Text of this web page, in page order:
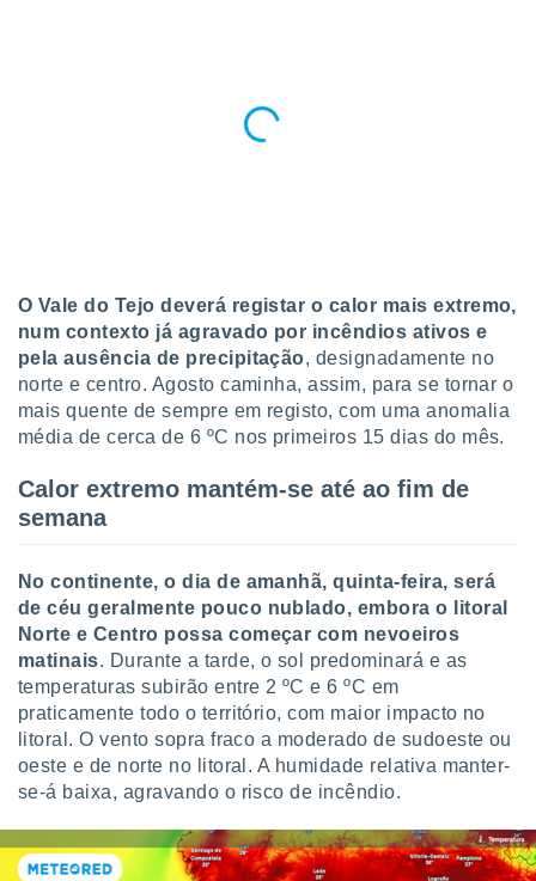
a
a
cookies,
site
caso,
não
cookies
o
Pode
de
ao
O Vale do Tejo deverá registar o calor mais extremo,
num contexto já agravado por incêndios ativos e
pela ausência de precipitação, designadamente no
norte e centro. Agosto caminha, assim, para se tornar o
mais quente de sempre em registo, com uma anomalia
média de cerca de 6 ºC nos primeiros 15 dias do mês.
Calor extremo mantém-se até ao fim de
semana
No continente, o dia de amanhã, quinta-feira, será
de céu geralmente pouco nublado, embora o litoral
Norte e Centro possa começar com nevoeiros
matinais. Durante a tarde, o sol predominará e as
temperaturas subirão entre 2 ºC e 6 ºC em
praticamente todo o território, com maior impacto no
litoral. O vento sopra fraco a moderado de sudoeste ou
oeste e de norte no litoral. A humidade relativa manter-
se-á baixa, agravando o risco de incêndio.